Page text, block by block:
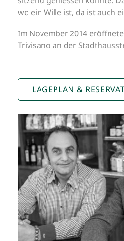
wo ein Wille ist, da ist auch
Im November 2014
Trivisano an der
LAGEPLAN &